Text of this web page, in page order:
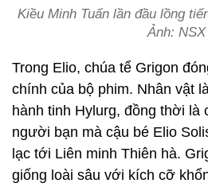
Kiều Minh Tuấn lần đầu lồng
Ảnh: NSX
Trong Elio, chúa tể Grigon
chính của bộ phim. Nhân vật
hành tinh Hylurg, đồng thời là
người bạn mà cậu bé Elio
lạc tới Liên minh Thiên hà.
giống loài sâu với kích cỡ